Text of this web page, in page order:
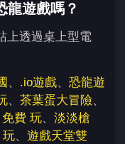
龍遊戲嗎？
上透過桌上型電
、 .io遊戲、 恐龍遊
、 茶葉蛋大冒險、
費 玩、 淡淡槍
玩、 遊戲天堂雙